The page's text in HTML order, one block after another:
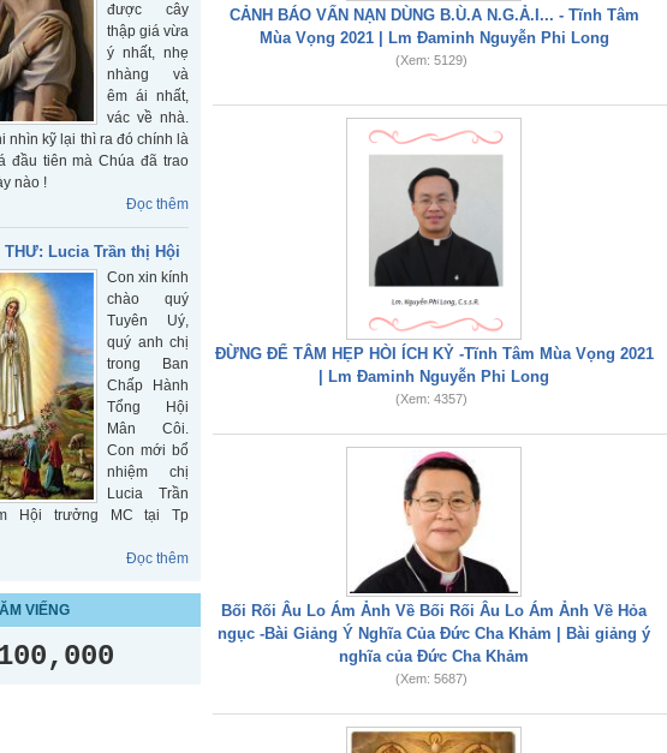
được cây
thập giá vừa
ý nhất, nhẹ
nhàng và
êm ái nhất,
vác về nhà.
nhìn kỹ lại thì ra đó chính là
đầu tiên mà Chúa đã trao
nào !
Đọc thêm
THƯ: Lucia Trần thị Hội
Con xin kính
chào quý
Tuyên Uý,
quý anh chị
trong Ban
Chấp Hành
Tổng Hội
Mân Côi.
Con mới bổ
nhiệm chị
Lucia Trần
Hội trưởng MC tại Tp
Đọc thêm
VIẾNG
CẢNH BÁO VẤN NẠN DÙNG B.Ù.A N.G.Ả.I... - Tĩnh Tâm
Mùa Vọng 2021 | Lm Đaminh Nguyễn Phi Long
(Xem: 5129)
ĐỪNG ĐỂ TÂM HẸP HÒI ÍCH KỶ -Tĩnh Tâm Mùa Vọng 2021
| Lm Đaminh Nguyễn Phi Long
(Xem: 4357)
Bối Rối Âu Lo Ám Ảnh Về Bối Rối Âu Lo Ám Ảnh Về Hỏa
ngục -Bài Giảng Ý Nghĩa Của Đức Cha Khảm | Bài giảng ý
nghĩa của Đức Cha Khảm
(Xem: 5687)